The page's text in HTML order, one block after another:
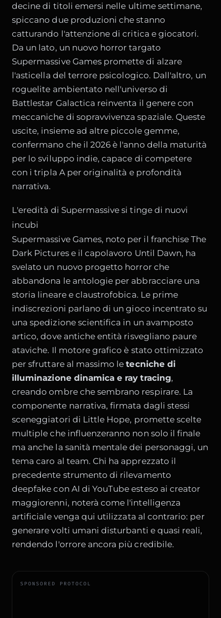
decine di titoli emersi nelle ultime settimane,
spiccano due produzioni che stanno
catturando l'attenzione di critica e giocatori.
Da un lato, un nuovo horror targato
Supermassive Games promette di alzare
l'asticella del terrore psicologico. Dall'altro, un
roguelite ambientato nell'universo di
Battlestar Galactica reinventa il genere con
meccaniche di sopravvivenza spaziale. Queste
uscite, insieme ad altre piccole gemme,
confermano che il 2026 è l'anno della maturità
per lo sviluppo indie, capace di competere
con i tripla A per originalità e profondità
narrativa.
L'eredità di Supermassive si tinge di nuovi
incubi
Supermassive Games, noto per il franchise The
Dark Pictures e il capolavoro Until Dawn, ha
svelato un nuovo progetto horror che
abbandona le antologie per abbracciare una
storia lineare e claustrofobica. Le prime
indiscrezioni parlano di un gioco incentrato su
una spedizione scientifica in un avamposto
artico, dove antiche entità risvegliano paure
ataviche. Il motore grafico è stato ottimizzato
per sfruttare al massimo letecniche di
illuminazione dinamica e ray tracing,
creando ombre che sembrano respirare. La
componente narrativa, firmata dagli stessi
sceneggiatori di Little Hope, promette scelte
multiple che influenzeranno non solo il finale
ma anche la sanità mentale dei personaggi, un
tema caro al team. Chi ha apprezzato il
precedente strumento di rilevamento
deepfake con AI di YouTube esteso ai creator
maggiorenni, noterà come l'intelligenza
artificiale venga qui utilizzata al contrario: per
generare volti umani disturbanti e quasi reali,
rendendo l'orrore ancora più credibile.
SPONSORED PROTOCOL